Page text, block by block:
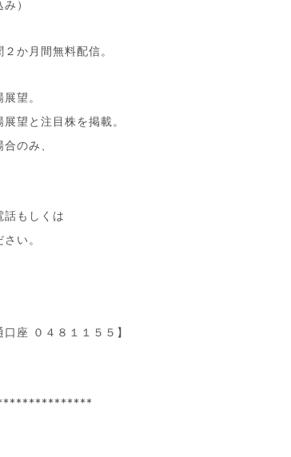
）
か月間無料配信。
望。
望と注目株を掲載。
のみ、
話もしくは
い。
座 ０４８１１５５】